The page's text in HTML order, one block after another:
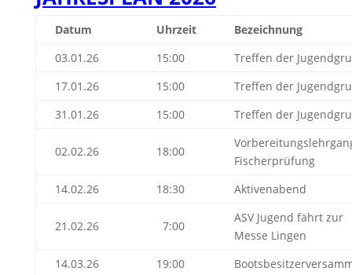
Datum Uhrzeit
Bezeichnung
03.01.26
15:00
Treffen der
17.01.26
15:00
Treffen der
31.01.26
15:00 Treffen der
02.02.26 18:00
Fischerprüfung
14.02.26
18:30 Aktivenabend
21.02.26 7:00
ASV Jugend fährt zur
Messe Lingen
14.03.26
19:00